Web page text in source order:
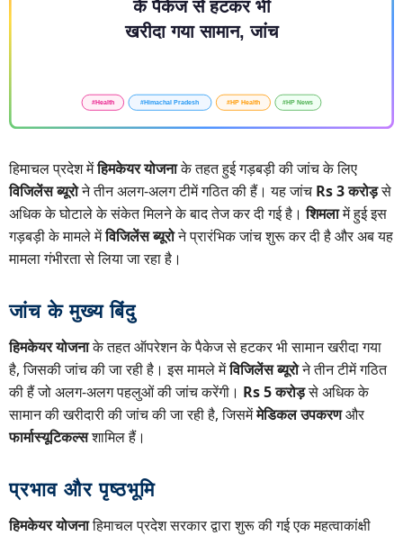
हिमाचल प्रदेश मेंहिमकेयर योजनाके तहत हुई गड़बड़ी की जांच के लिए
विजिलेंस ब्यूरोने तीन अलग-अलग टीमें गठित की हैं। यह जांच Rs 3 करोड़से
अधिक के घोटाले के संकेत मिलने के बाद तेज कर दी गई है।शिमलामें हुई इस
गड़बड़ी के मामले मेंविजिलेंस ब्यूरोने प्रारंभिक जांच शुरू कर दी है और अब यह
मामला गंभीरता से लिया जा रहा है।
जांच के मुख्य बिंदु
हिमकेयर योजनाके तहत ऑपरेशन के पैकेज से हटकर भी सामान खरीदा गया
है, जिसकी जांच की जा रही है। इस मामले मेंविजिलेंस ब्यूरोने तीन टीमें गठित
की हैं जो अलग-अलग पहलुओं की जांच करेंगी। Rs 5 करोड़से अधिक के
सामान की खरीदारी की जांच की जा रही है, जिसमेंमेडिकल उपकरणऔर
फार्मास्यूटिकल्सशामिल हैं।
प्रभाव और पृष्ठभूमि
हिमकेयर योजनाहिमाचल प्रदेश सरकार द्वारा शुरू की गई एक महत्वाकांक्षी